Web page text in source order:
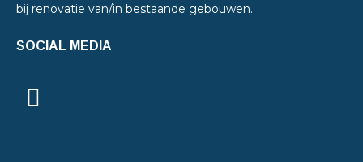
bij renovatie van/in bestaande gebouwen.
SOCIAL MEDIA